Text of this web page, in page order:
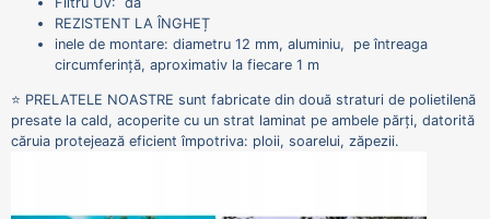
REZISTENT LA ÎNGHEȚ
inele de montare: diametru 12 mm, aluminiu, pe întreaga
circumferință, aproximativ la fiecare 1 m
⭐ PRELATELE NOASTRE sunt fabricate din două straturi de polietilenă
presate la cald, acoperite cu un strat laminat pe ambele părți, datorită
căruia protejează eficient împotriva: ploii, soarelui, zăpezii.